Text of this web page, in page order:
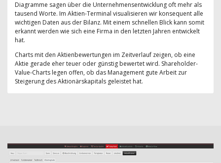
Diagramme sagen über die Unternehmensentwicklung oft mehr als
tausend Worte. Im Aktien-Terminal visualisieren wir konsequent alle
wichtigen Daten aus der Bilanz. Mit einem schnellen Blick kann somit
erkannt werden wie sich eine Firma in den letzten Jahren entwickelt
hat.
Charts mit den Aktienbewertungen im Zeitverlauf zeigen, ob eine
Aktie gerade eher teuer oder günstig bewertet wird. Shareholder-
Value-Charts legen offen, ob das Management gute Arbeit zur
Steigerung des Aktionärskapitals geleistet hat.